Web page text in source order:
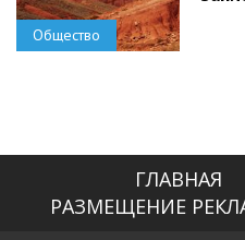
Общество
ГЛАВНАЯ
РАЗМЕЩЕНИЕ